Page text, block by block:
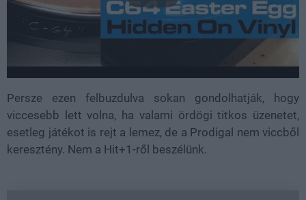
Persze ezen felbuzdulva sokan gondolhatják, hogy
viccesebb lett volna, ha valami ördögi titkos üzenetet,
esetleg játékot is rejt a lemez, de a Prodigal nem viccből
keresztény. Nem a Hit+1-ről beszélünk.